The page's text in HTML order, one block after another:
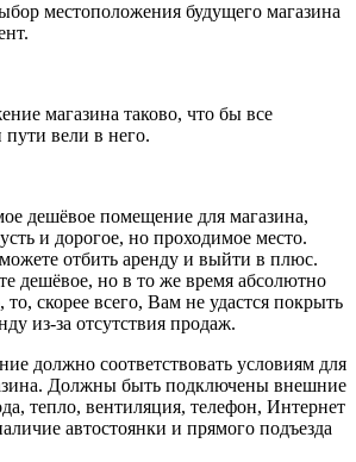
местоположения будущего магазина
магазина таково, что бы все
вели в него.
дешёвое помещение для магазина,
и дорогое, но проходимое место.
отбить аренду и выйти в плюс.
дешёвое, но в то же время абсолютно
скорее всего, Вам не удастся покрыть
из-за отсутствия продаж.
должно соответствовать условиям для
Должны быть подключены внешние
тепло, вентиляция, телефон, Интернет
автостоянки и прямого подъезда